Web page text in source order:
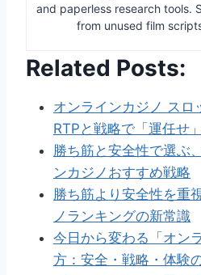
and paperless research tools.
from unused film
Related Posts:
オンラインカジノ スロ
RTPと戦略で「運任せ
勝ち筋と安全性で選ぶ
ンカジノおすすめ戦略
勝ち筋より安全性を重
ノランキングの新常識
今日から変わる「オン
方：安全・戦略・体験